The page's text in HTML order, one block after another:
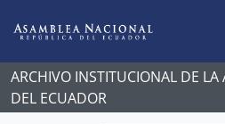
ARCHIVO INSTITUCIONAL DE
DEL ECUADOR